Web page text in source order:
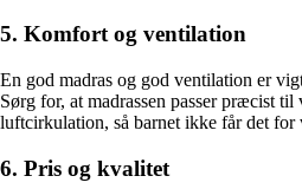
5. Komfort og ventilation
En god madras og god ventilation er
Sørg for, at madrassen passer præcist
luftcirkulation, så barnet ikke får det for
6. Pris og kvalitet